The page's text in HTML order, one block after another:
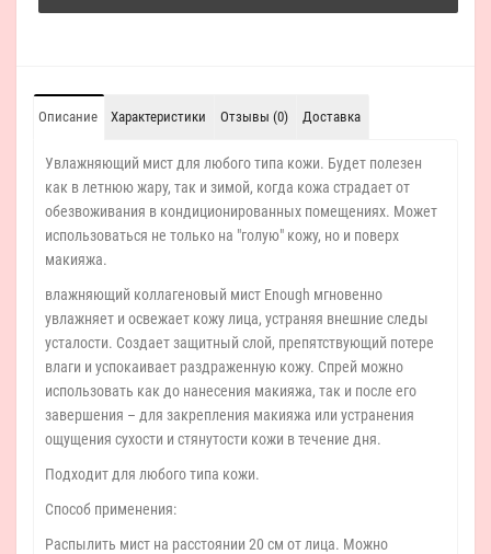
Описание Характеристики Отзывы (0) Доставка
Увлажняющий мист для любого типа кожи. Будет полезен
как в летнюю жару, так и зимой, когда кожа страдает от
обезвоживания в кондиционированных помещениях. Может
использоваться не только на "голую" кожу, но и поверх
макияжа.
влажняющий коллагеновый мист Enough мгновенно
увлажняет и освежает кожу лица, устраняя внешние следы
усталости. Создает защитный слой, препятствующий потере
влаги и успокаивает раздраженную кожу. Спрей можно
использовать как до нанесения макияжа, так и после его
завершения – для закрепления макияжа или устранения
ощущения сухости и стянутости кожи в течение дня.
Подходит для любого типа кожи.
Способ применения:
Распылить мист на расстоянии 20 см от лица. Можно